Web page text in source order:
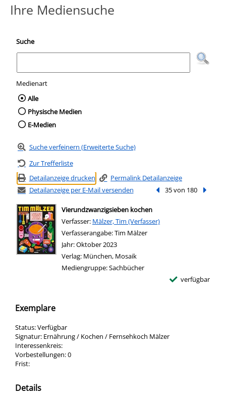
Ihre Mediensuche
Suche
Medienart
Wählen Sie die Medienart nach der Sie
Alle
Physische Medien
E-Medien
Suche verfeinern (Erweiterte Suche)
Zur Trefferliste
Detailanzeige drucken
Permalink Detailanzeige
Detailanzeige per E-Mail versenden
Vorheriger Treffer
35 von 180
Vierundzwanzigsieben kochen
Verfasser: Suche nach diesem Verfasser
Mälzer, Tim (Verfasser)
Verfasserangabe:Tim Mälzer
Jahr:Oktober 2023
Verlag: München, Mosaik
Mediengruppe:Sachbücher
verfügbar
Exemplare
Status:Verfügbar
Signatur: Ernährung / Kochen / Fernsehkoch Mälzer
Interessenkreis:
Vorbestellungen:0
Frist:
Details